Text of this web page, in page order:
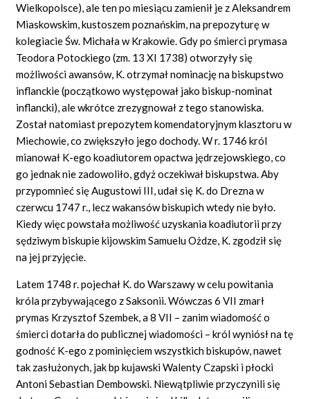
Wielkopolsce), ale ten po miesiącu zamienił je z Aleksandrem
Miaskowskim, kustoszem poznańskim, na prepozyturę w
kolegiacie Św. Michała w Krakowie. Gdy po śmierci prymasa
Teodora Potockiego (zm. 13 XI 1738) otworzyły się
możliwości awansów, K. otrzymał nominację na biskupstwo
inflanckie (początkowo występował jako biskup-nominat
inflancki), ale wkrótce zrezygnował z tego stanowiska.
Został natomiast prepozytem komendatoryjnym klasztoru w
Miechowie, co zwiększyło jego dochody. W r. 1746 król
mianował K-ego koadiutorem opactwa jędrzejowskiego, co
go jednak nie zadowoliło, gdyż oczekiwał biskupstwa. Aby
przypomnieć się Augustowi III, udał się K. do Drezna w
czerwcu 1747 r., lecz wakansów biskupich wtedy nie było.
Kiedy więc powstała możliwość uzyskania koadiutorii przy
sędziwym biskupie kijowskim Samuelu Ożdze, K. zgodził się
na jej przyjęcie.
Latem 1748 r. pojechał K. do Warszawy w celu powitania
króla przybywającego z Saksonii. Wówczas 6 VII zmarł
prymas Krzysztof Szembek, a 8 VII – zanim wiadomość o
śmierci dotarła do publicznej wiadomości – król wyniósł na tę
godność K-ego z pominięciem wszystkich biskupów, nawet
tak zasłużonych, jak bp kujawski Walenty Czapski i płocki
Antoni Sebastian Dembowski. Niewątpliwie przyczynili się